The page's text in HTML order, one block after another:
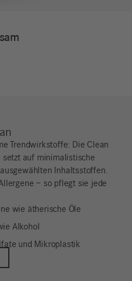
Trendwirkstoffe: Die Clean
setzt auf minimalistische
Inhaltsstoffen.
– so pflegt sie jede
wie ätherische Öle
Alkohol
und Mikroplastik